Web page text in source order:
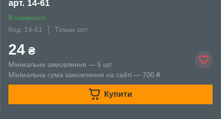
арт. 14-61
В наявності
Код: 14-61
Тільки опт
24 ₴
Мінімальне замовлення — 5 шт.
Мінімальна сума замовлення на сайті — 700 ₴
Купити